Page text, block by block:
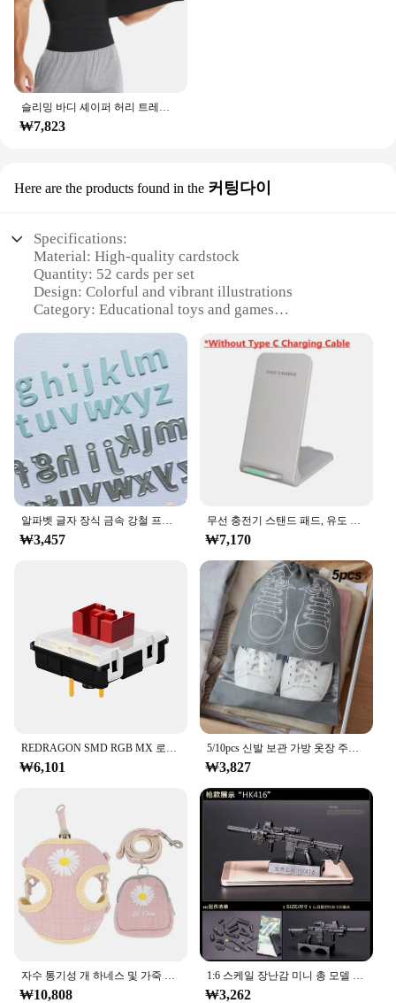
슬리밍 바디 셰이퍼 허리 트레이너 랩 남성용 배 컨트롤 코르셋 네오프렌 지방 연소 무게추 감량 사우나 땀 벨트
₩7,823
Here are the products found in the 커팅다이
Specifications:
Material: High-quality cardstock
Quantity: 52 cards per set
Design: Colorful and vibrant illustrations
Category: Educational toys and games
Usage: Teaches letter recognition and phonics
Features:
**Enhanced Learning Experience**
The merka Alphabet Cards are an innovative tool
designed to engage and educate children in the
early stages of language development. These
vibrant cards are crafted from durable cardstock,
ensuring longevity and resistance to wear, perfect
for repeated use in a variety of educational settings.
Each set includes 52 cards, each featuring a
different letter of the alphabet, accompanied by a
corresponding illustration that aids in letter
recognition and phonics learning. The colorful and
engaging design captures the attention of young
learners, making the process of learning fun and
interactive.
**Versatile and Accessible**
These merka Alphabet Cards are not just for
children; they are also an excellent resource for
educators, parents, and caregivers looking to
enhance their teaching methods. The cards are
versatile and can be used in various scenarios, such
as in classrooms, at home, or even during playdates.
They are an excellent addition to any educational
toolkit, offering a hands-on approach to learning
that appeals to a wide range of learners. With their
wholesale availability, these cards are accessible to
educators and vendors looking to provide quality
educational resources to their students or
customers.
**Adaptive and User-Friendly**
The merka Alphabet Cards are designed to cater to a
variety of learning styles and abilities. The cards are
not only educational but also adaptive, allowing for
알파벳 글자 장식 금속 강철 프레임, DIY 스크랩 예약 사진 앨범, 엠보싱 종이 카드, 절단 다이
₩3,457
무선 충전기 스탠드 패드, 유도 고속 충전 독 스테이션, 아이폰 15, 14, 13, 12, 11 프로, 삼성, 샤오미 휴대폰 충전기, 30W
₩7,170
₩6,101 ₩3,827
₩10,808 ₩3,262